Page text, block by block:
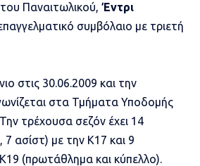
Παναιτωλικού, Έντρι
συμβόλαιο με τριετή
στις 30.06.2009 και την
στα Τμήματα Υποδομής
τρέχουσα σεζόν έχει 14
7 ασίστ) με την Κ17 και 9
(πρωτάθλημα και κύπελλο).